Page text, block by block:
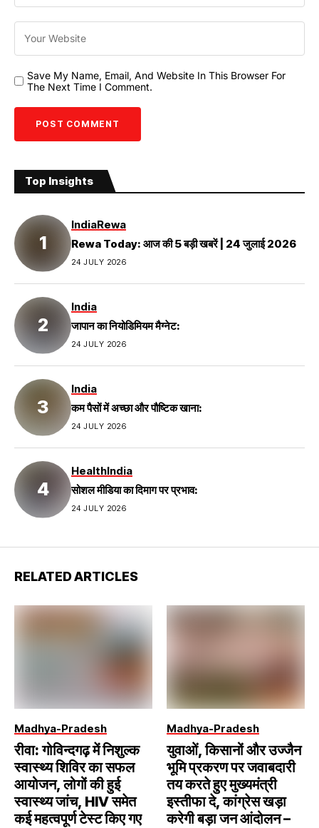
Save My Name, Email, And Website In This Browser For
The Next Time I Comment.
Top Insights
IndiaRewa
Rewa Today: आज की 5 बड़ी खबरें | 24 जुलाई 2026
24 JULY 2026
India
जापान का नियोडिमियम मैग्नेट:
24 JULY 2026
India
कम पैसों में अच्छा और पौष्टिक खाना:
24 JULY 2026
HealthIndia
सोशल मीडिया का दिमाग पर प्रभाव:
24 JULY 2026
RELATED ARTICLES
Madhya-Pradesh
रीवा: गोविन्दगढ़ में निशुल्क
स्वास्थ्य शिविर का सफल
आयोजन, लोगों की हुई
स्वास्थ्य जांच, HIV समेत
कई महत्वपूर्ण टेस्ट किए गए
Madhya-Pradesh
युवाओं, किसानों और उज्जैन
भूमि प्रकरण पर जवाबदारी
तय करते हुए मुख्यमंत्री
इस्तीफा दे, कांग्रेस खड़ा
करेगी बड़ा जन आंदोलन –